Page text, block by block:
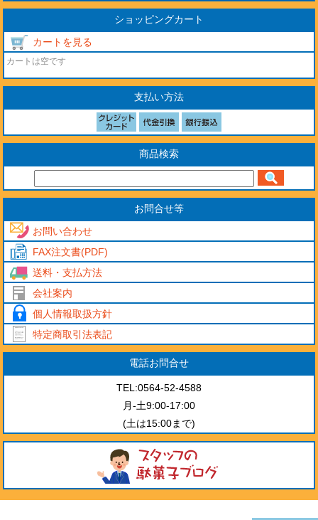
ショッピングカート
カートを見る
カートは空です
支払い方法
商品検索
お問合せ等
お問い合わせ
FAX注文書(PDF)
送料・支払方法
会社案内
個人情報取扱方針
特定商取引法表記
電話お問合せ
TEL:0564-52-4588
月-土9:00-17:00
(土は15:00まで)